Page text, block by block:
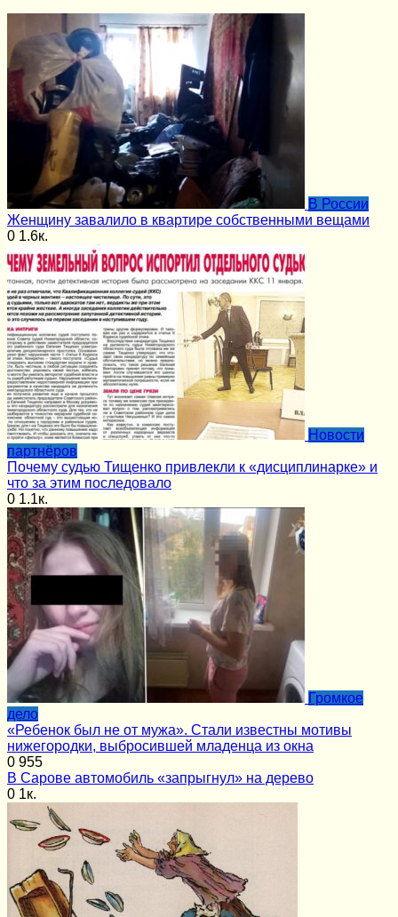
В России
Женщину завалило в квартире собственными вещами
0 1.6к.
Новости
партнёров
Почему судью Тищенко привлекли к «дисциплинарке» и
что за этим последовало
0 1.1к.
Громкое
дело
«Ребенок был не от мужа». Стали известны мотивы
нижегородки, выбросившей младенца из окна
0 955
В Сарове автомобиль «запрыгнул» на дерево
0 1к.